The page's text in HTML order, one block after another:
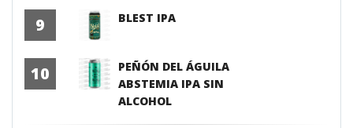
9 BLEST IPA
10
PEÑÓN DEL ÁGUILA
ABSTEMIA IPA SIN
ALCOHOL